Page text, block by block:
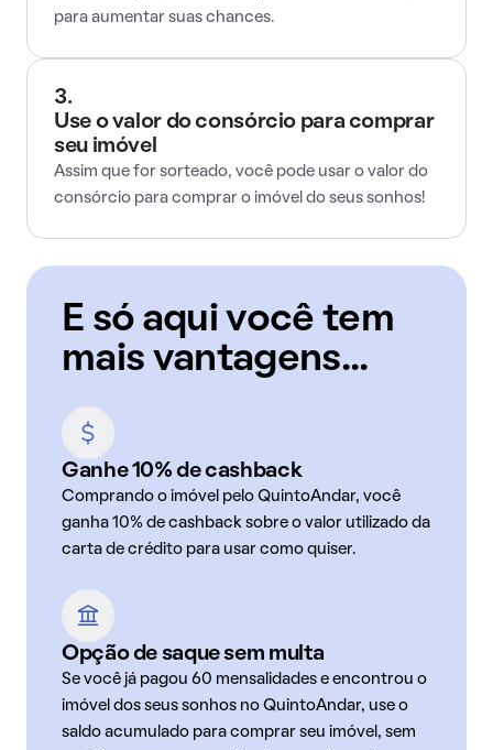
para aumentar suas chances.
3.
Use o valor do consórcio para comprar
seu imóvel
Assim que for sorteado, você pode usar o valor do
consórcio para comprar o imóvel do seus sonhos!
E só aqui você tem
mais vantagens...
Ganhe 10% de cashback
Comprando o imóvel pelo QuintoAndar, você
ganha 10% de cashback sobre o valor utilizado da
carta de crédito para usar como quiser.
Opção de saque sem multa
Se você já pagou 60 mensalidades e encontrou o
imóvel dos seus sonhos no QuintoAndar, use o
saldo acumulado para comprar seu imóvel, sem